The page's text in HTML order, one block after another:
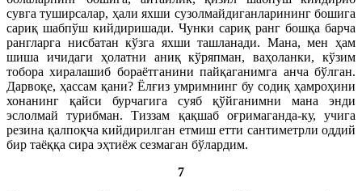
сувга туширсалар, ҳали яхши сузолмайдиганларининг бошига
сариқ шабпўш кийдиришади. Чунки сариқ ранг бошқа барча
рангларга нисбатан кўзга яхши ташланади. Мана, мен ҳам
шиша ичидаги ҳолатни аниқ кўряпман, ваҳоланки, кўзим
тобора хиралашиб бораётганини пайқаганимга анча бўлган.
Дарвоқе, ҳассам қани? Ёлғиз умримнинг бу содиқ ҳамроҳини
хонанинг қайси бурчагига суяб қўйганимни мана энди
эслолмай турибман. Тиззам қақшаб оғримаганда-ку, учига
резина қалпоқча кийдирилган етмиш етти сантиметрли оддий
бир таёққа сира эҳтиёж сезмаган бўлардим.
7